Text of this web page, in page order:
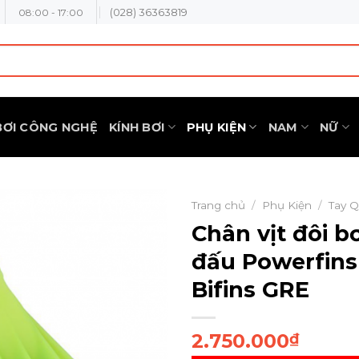
08:00 - 17:00 (028) 36363819
CÔNG NGHỆ KÍNH BƠI PHỤ KIỆN NAM NỮ
Trang chủ / Phụ Kiện / Tay
Chân vịt đôi
đấu Powerfins
Bifins GRE
2.750.000₫